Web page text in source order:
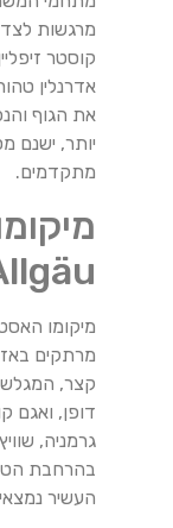
מרגשות לצד
קוסטר
אדרנלין
את הגוף
יותר, ישנם
מתקדמים.
מיקומו
מרתקים
קצר,
דופן, ואגם
גרמניה,
בהרחבת
העשיר